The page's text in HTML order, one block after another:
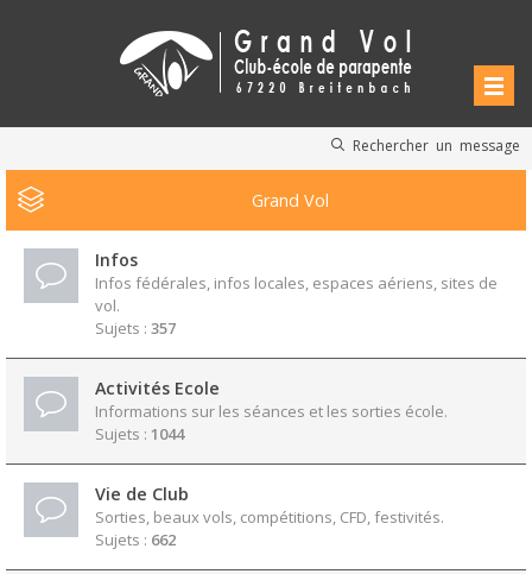
Rechercher un message
Grand Vol
Infos
Infos fédérales, infos locales, espaces aériens, sites de
vol.
Sujets : 357
Activités Ecole
Informations sur les séances et les sorties école.
Sujets : 1044
Vie de Club
Sorties, beaux vols, compétitions, CFD, festivités.
Sujets : 662